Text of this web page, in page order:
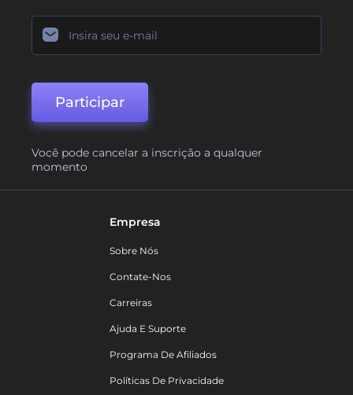
Participar
Você pode cancelar a inscrição a qualquer
momento
Empresa
Sobre Nós
Contate-Nos
Carreiras
Ajuda E Suporte
Programa De Afiliados
Políticas De Privacidade